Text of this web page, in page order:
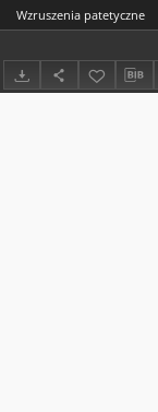
Wzruszenia patetyczne